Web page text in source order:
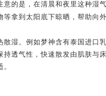
意的是，在清晨和夜里这种湿
等拿到太阳底下晾晒，帮助向
散湿。例如梦神含有泰国进口
持透气性，快速散发由肌肤与